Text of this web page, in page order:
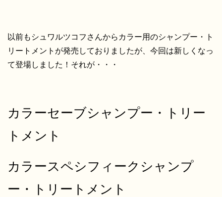
以前もシュワルツコフさんからカラー用のシャンプー・ト
リートメントが発売しておりましたが、今回は新しくなっ
て登場しました！それが・・・
カラーセーブシャンプー・トリー
トメント
カラースペシフィークシャンプ
ー・トリートメント